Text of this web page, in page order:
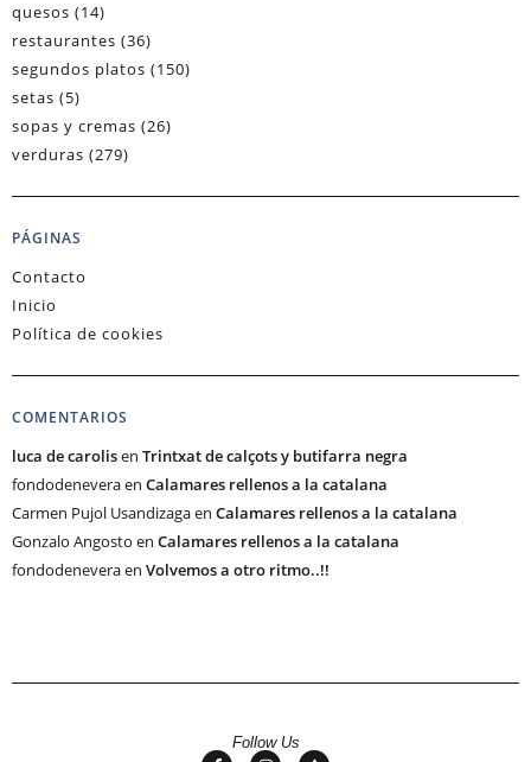
quesos (14)
restaurantes (36)
segundos platos (150)
setas (5)
sopas y cremas (26)
verduras (279)
PÁGINAS
Contacto
Inicio
Política de cookies
COMENTARIOS
luca de carolisen Trintxat de calçots y butifarra negra
fondodeneveraen Calamares rellenos a la catalana
Carmen Pujol Usandizagaen Calamares rellenos a la catalana
Gonzalo Angosto en Calamares rellenos a la catalana
fondodeneveraen Volvemos a otro ritmo..!!
Follow Us